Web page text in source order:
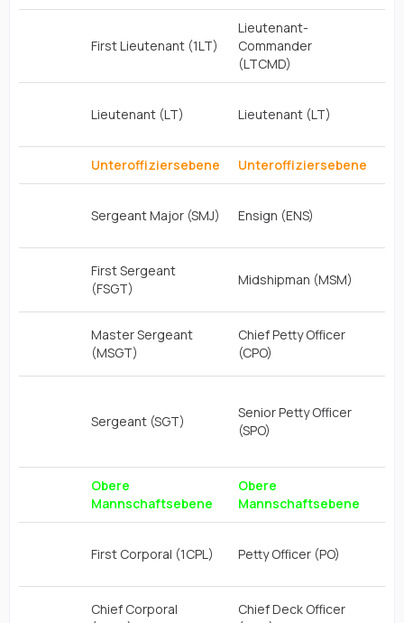
First Lieutenant (1LT)
Lieutenant-
Commander
(LTCMD)
Lieutenant (LT) Lieutenant (LT)
Unteroffiziersebene Unteroffiziersebene
Sergeant Major (SMJ) Ensign (ENS)
First Sergeant
(FSGT)
Midshipman (MSM)
Master Sergeant
(MSGT)
Chief Petty Officer
(CPO)
Sergeant (SGT)
Senior Petty Officer
(SPO)
Obere
Mannschaftsebene
Obere
Mannschaftsebene
First Corporal (1CPL) Petty Officer (PO)
Chief Corporal
Chief Deck Officer